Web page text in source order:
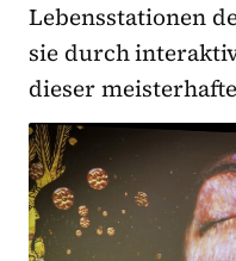
Lebensstationen
sie durch
dieser